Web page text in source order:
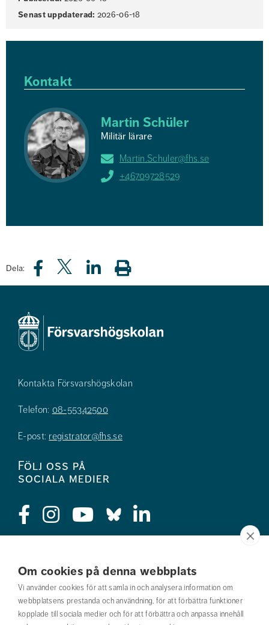
Om cookies på denna webbplats
Vi använder cookies för att samla in och analysera information om
webbplatsens prestanda och användning, för att förbättra funktioner
kopplade till sociala medier och för att förbättra och anpassa innehåll
Senast uppdaterad: 2026-06-18
Kontakt
Martin Schüler
Militär lärare
Martin.Schuler@fhs.se
+46709728529
Dela:
Kontakta Försvarshögskolan
Telefon: 08-55342500
E-post: registrator@fhs.se
Följ oss på
sociala medier
Jobba hos oss
Nyhetsbrev